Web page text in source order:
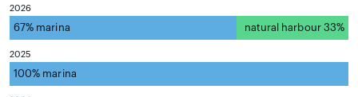
2026
67% marina natural harbour 33%
2025
100% marina